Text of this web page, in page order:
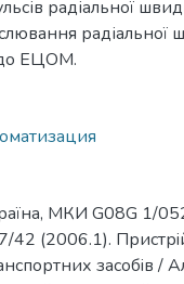
радіальної
радіальної
ЕЦОМ.
МКИ G08G 1/
42 (2006.1).
засобiв /